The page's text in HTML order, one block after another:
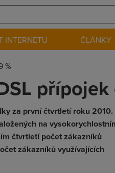
INTERNETU ČLÁNKY
%
přípojek
za první čtvrtletí roku 2010.
na
čtvrtletí počet zákazníků
zákazníků využívajících